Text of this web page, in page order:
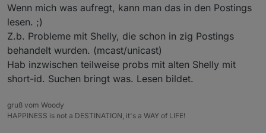
Wenn-Dann Anwendungen sehr wohl von@bluefox
als höchst wichtig erachtet wurde und wird.
Das Problem ist eher, dass rules kein eigenständuger
Adapter, sondern ein Teil des javascript Adapters
(der übrigens u.a. auch deswegen auf
Skriptausführung umbenannt wurde)
Möglicherweise geht deswegen das eine (??) issue
zu rules unter.
Wenn mich was aufregt, kann man das in den Postings
lesen. ;)
Z.b. Probleme mit Shelly, die schon in zig Postings
behandelt wurden. (mcast/unicast)
Hab inzwischen teilweise probs mit alten Shelly mit
short-id. Suchen bringt was. Lesen bildet.
gruß vom Woody
HAPPINESS is not a DESTINATION, it's a WAY of LIFE!